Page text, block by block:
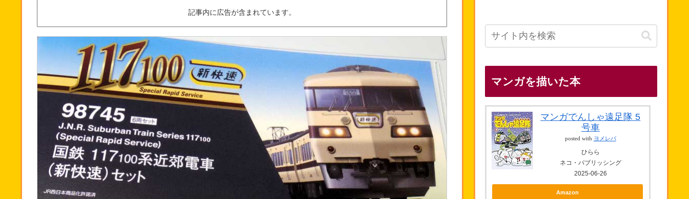
記事内に広告が含まれています。
マンガを描いた本
マンガでんしゃ遠足隊 5
号車
posted with ヨメレバ
ひらら
ネコ・パブリッシング
2025-06-26
Amazon